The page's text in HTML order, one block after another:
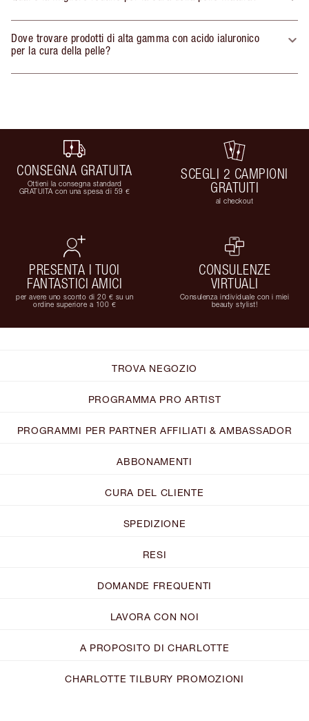
Dove trovare prodotti di alta gamma con acido ialuronico
per la cura della pelle?
CONSEGNA GRATUITA
Ottieni la consegna standard
GRATUITA con una spesa di 59 €
SCEGLI 2 CAMPIONI
GRATUITI
al checkout
PRESENTA I TUOI
FANTASTICI AMICI
per avere uno sconto di 20 € su un
ordine superiore a 100 €
CONSULENZE
VIRTUALI
Consulenza individuale con i miei
beauty stylist!
TROVA NEGOZIO
PROGRAMMA PRO ARTIST
PROGRAMMI PER PARTNER AFFILIATI & AMBASSADOR
ABBONAMENTI
CURA DEL CLIENTE
SPEDIZIONE
RESI
DOMANDE FREQUENTI
LAVORA CON NOI
A PROPOSITO DI CHARLOTTE
CHARLOTTE TILBURY PROMOZIONI